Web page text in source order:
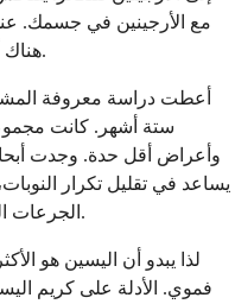
مع الأرجينين في جسمك.
هناك أرجينين أقل متاحًا للفيروس لاستخدامه.
ستة أشهر. كانت
يساعد في تقليل تكرار
الجرعات التي تقل عن 1 جرام لم تظهر فوائد قوية.
لذا يبدو أن اليسين هو
فموي. الأدلة على كريم